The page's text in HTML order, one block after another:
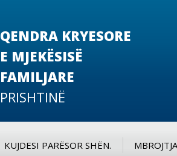
QENDRA KRYESORE
E MJEKËSISË
FAMILJARE
PRISHTINË
KUJDESI PARËSOR SHËN.